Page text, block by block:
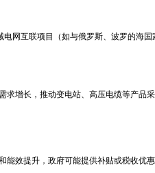
电网互联项目（如与俄罗斯、波罗的海
增长，推动变电站、高压电缆等产品采
能效提升，政府可能提供补贴或税收优惠